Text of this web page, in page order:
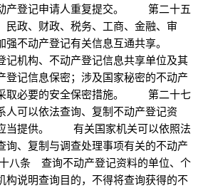
产登记申请人重复提交。 第二十五
政、财政、税务、工商、金融、审
强不动产登记有关信息互通共享。
机构、不动产登记信息共享单位及其
登记信息保密；涉及国家秘密的不动产
取必要的安全保密措施。 第二十七
可以依法查询、复制不动产登记资
当提供。 有关国家机关可以依照法
询、复制与调查处理事项有关的不动产
条 查询不动产登记资料的单位、个
构说明查询目的，不得将查询获得的不